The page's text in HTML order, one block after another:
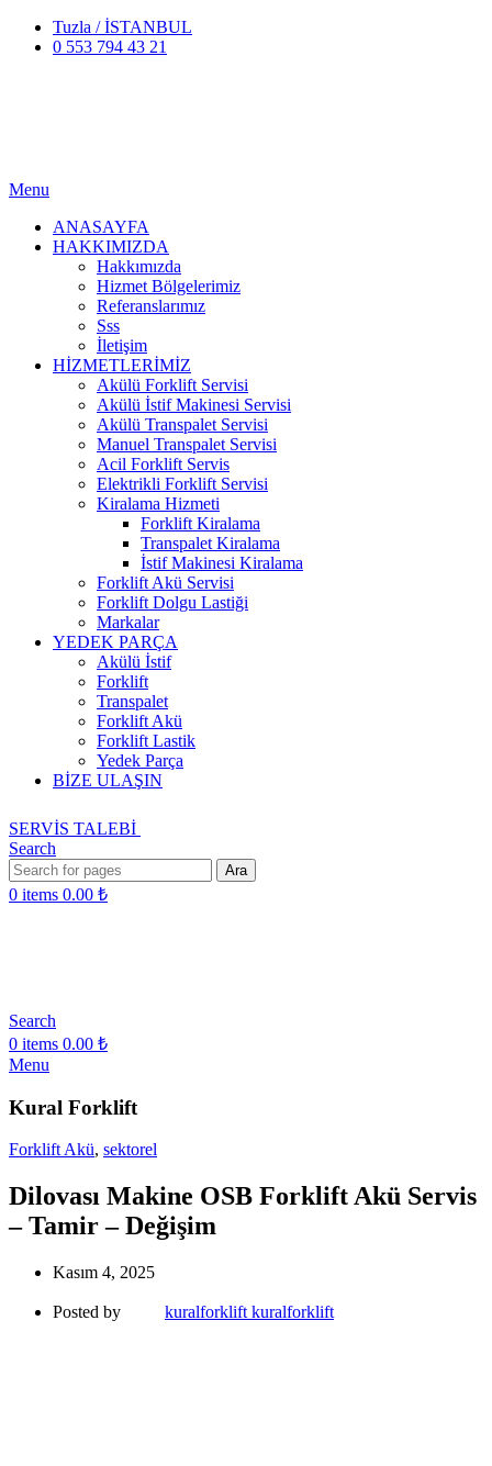
Tuzla / İSTANBUL
0 553 794 43 21
Menu
ANASAYFA
HAKKIMIZDA
Hakkımızda
Hizmet Bölgelerimiz
Referanslarımız
Sss
İletişim
HİZMETLERİMİZ
Akülü Forklift Servisi
Akülü İstif Makinesi Servisi
Akülü Transpalet Servisi
Manuel Transpalet Servisi
Acil Forklift Servis
Elektrikli Forklift Servisi
Kiralama Hizmeti
Forklift Kiralama
Transpalet Kiralama
İstif Makinesi Kiralama
Forklift Akü Servisi
Forklift Dolgu Lastiği
Markalar
YEDEK PARÇA
Akülü İstif
Forklift
Transpalet
Forklift Akü
Forklift Lastik
Yedek Parça
BİZE ULAŞIN
SERVİS TALEBİ
Search
Ara
0 items 0.00 ₺
Search
0 items 0.00 ₺
Menu
Kural Forklift
Forklift Akü, sektorel
Dilovası Makine OSB Forklift Akü Servis
– Tamir – Değişim
Kasım 4, 2025
Posted by kuralforklift kuralforklift